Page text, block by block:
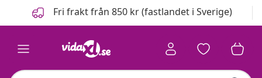
FöregåendeFri frakt från 850 kr (fastlandet i Sverige)